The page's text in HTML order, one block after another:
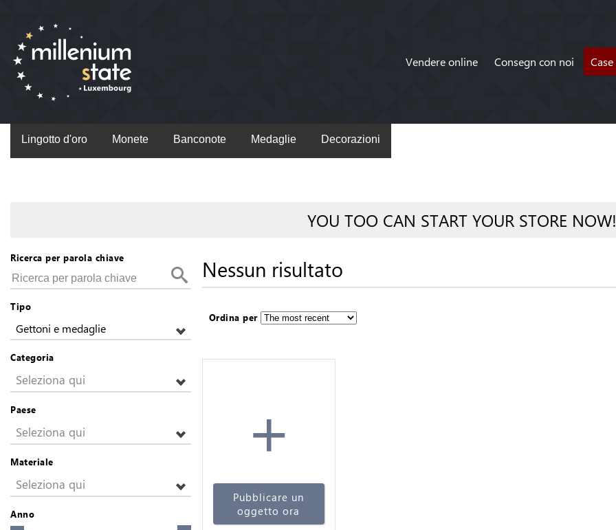
Vendere online Consegn con noi
Lingotto d'oro Monete Banconote Medaglie Decorazioni
YOU TOO CAN START YOUR STORE NOW!
Ricerca per parola chiave
Tipo
Gettoni e medaglie
Categoria
Seleziona qui
Paese
Seleziona qui
Materiale
Seleziona qui
Anno
Nessun risultato
Ordina per
+
Pubblicare un
oggetto ora